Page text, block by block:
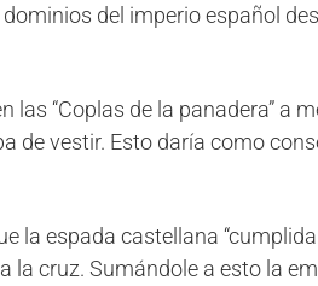
del imperio español
“Coplas de la panadera” a
de vestir. Esto daría como
la espada castellana
cruz. Sumándole a esto la